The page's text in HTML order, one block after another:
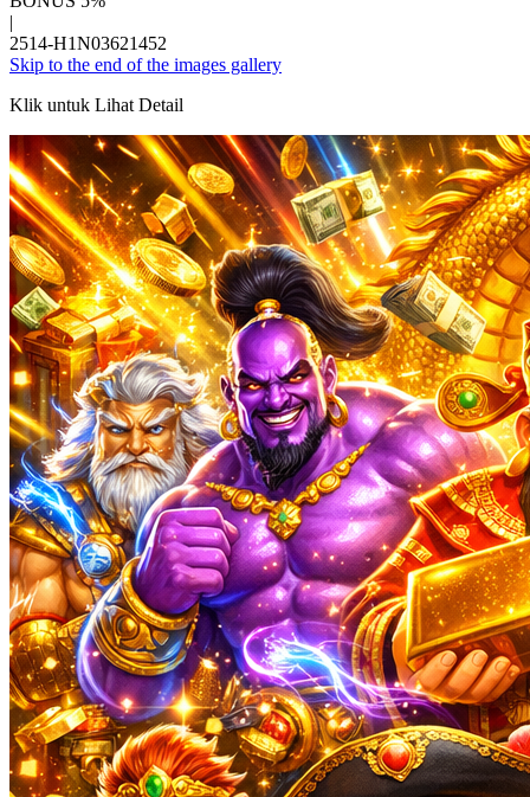
|
2514-H1N03621452
Skip to the end of the images gallery
Klik untuk Lihat Detail